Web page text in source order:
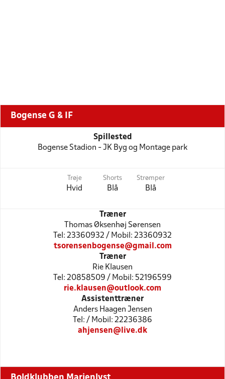
Bogense G & IF
Spillested
Bogense Stadion - JK Byg og Montage park
Trøje
Hvid
Shorts
Blå
Strømper
Blå
Træner
Thomas Øksenhøj Sørensen
Tel: 23360932 / Mobil: 23360932
tsorensenbogense@gmail.com
Træner
Rie Klausen
Tel: 20858509 / Mobil: 52196599
rie.klausen@outlook.com
Assistenttræner
Anders Haagen Jensen
Tel: / Mobil: 22236386
ahjensen@live.dk